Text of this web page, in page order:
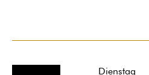
Dienstag